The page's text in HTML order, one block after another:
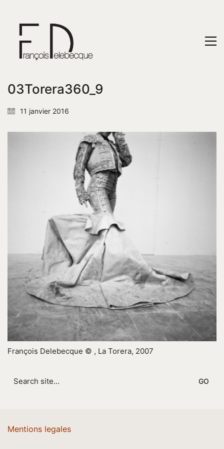
03Torera360_9
11 janvier 2016
François Delebecque © , La Torera, 2007
for:
Mentions legales